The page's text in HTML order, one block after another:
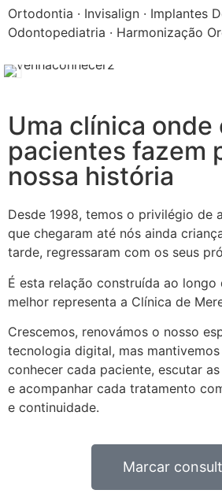
Ortodontia · Invisalign · Implantes
Odontopediatria · Harmonização
Uma clínica onde
pacientes fazem
nossa história
Desde 1998, temos o privilégio de
que chegaram até nós ainda
tarde, regressaram com os seus
É esta relação construída ao
melhor representa a Clínica de
Crescemos, renovámos o nosso
tecnologia digital, mas
conhecer cada paciente, escutar
e acompanhar cada tratamento
e continuidade.
Marcar